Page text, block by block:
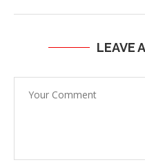
LEAVE